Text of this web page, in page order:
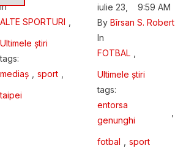
In
ALTE SPORTURI
Ultimele știri
tags:
mediaș
sport
taipei
iulie 23
9:59 AM
By Bîrsan S. Robert
In
FOTBAL
Ultimele știri
tags:
entorsa
genunghi
,
fotbal sport